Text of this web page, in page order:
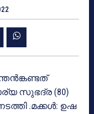
സുഭദ്ര (80)
.മക്കൾ: ഉഷ